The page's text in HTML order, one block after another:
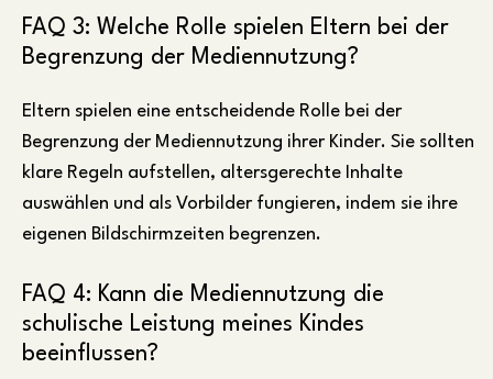
FAQ 3: Welche Rolle spielen Eltern bei der
Begrenzung der Mediennutzung?
Eltern spielen eine entscheidende Rolle bei der
Begrenzung der Mediennutzung ihrer Kinder. Sie sollten
klare Regeln aufstellen, altersgerechte Inhalte
auswählen und als Vorbilder fungieren, indem sie ihre
eigenen Bildschirmzeiten begrenzen.
FAQ 4: Kann die Mediennutzung die
schulische Leistung meines Kindes
beeinflussen?